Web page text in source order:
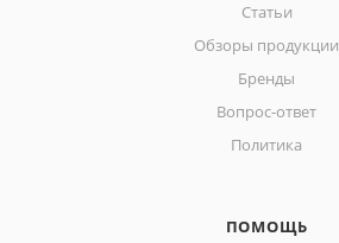
Статьи
Обзоры продукции
Бренды
Вопрос-ответ
Политика
ПОМОЩЬ